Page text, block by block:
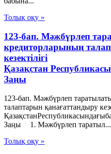
Толық оқу »
123-бап. Мәжбүрлеп
кредиторларының
кезектілігі
Қазақстан
Заңы
123-бап. Мәжбүрлеп
талаптарын қанағаттандыру
Заңы 1. Мәжбүрлеп таратыл...
Толық оқу »